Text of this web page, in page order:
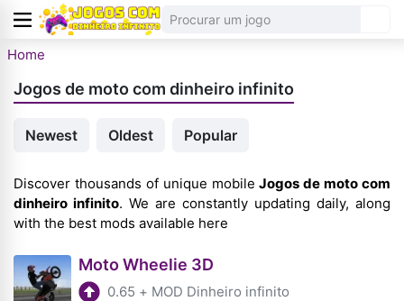
Home
Jogos de moto com dinheiro infinito
Newest Oldest Popular
Discover thousands of unique mobileJogos de moto com
dinheiro infinito. We are constantly updating daily, along
with the best mods available here
Moto Wheelie 3D
0.65 + MOD Dinheiro infinito